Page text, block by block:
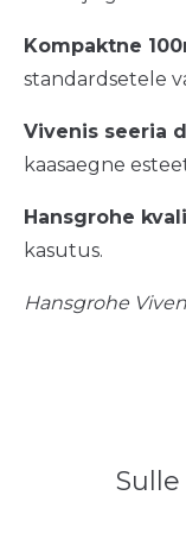
Kompaktne
standardsetele
Vivenis seeria
kaasaegne
Hansgrohe
kasutus.
Hansgrohe